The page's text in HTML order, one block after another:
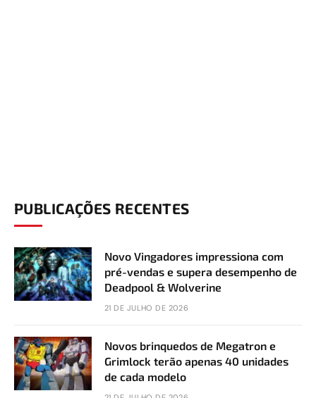
PUBLICAÇÕES RECENTES
Novo Vingadores impressiona com
pré-vendas e supera desempenho de
Deadpool & Wolverine
21 DE JULHO DE 2026
Novos brinquedos de Megatron e
Grimlock terão apenas 40 unidades
de cada modelo